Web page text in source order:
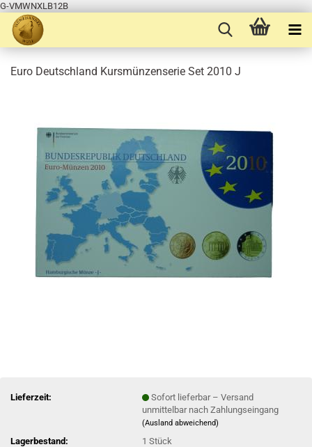
G-VMWNXLB12B
Euro Deutschland Kursmünzenserie Set 2010 J
Lieferzeit:
Sofort lieferbar – Versand
unmittelbar nach Zahlungseingang
(Ausland abweichend)
Lagerbestand: 1Stück